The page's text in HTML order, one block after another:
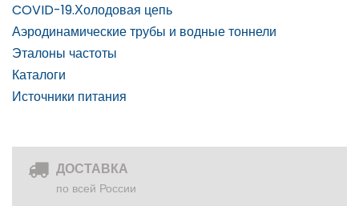
COVID-19.Холодовая цепь
Аэродинамические трубы и водные тоннели
Эталоны частоты
Каталоги
Источники питания
ДОСТАВКА
по всей России